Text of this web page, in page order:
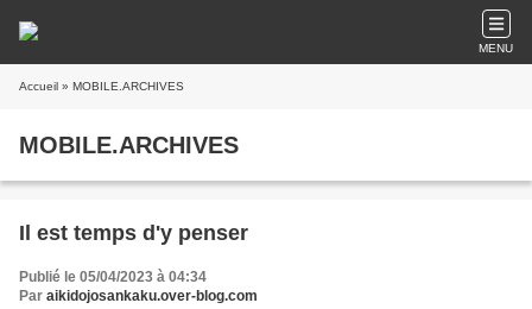
MENU
Accueil » MOBILE.ARCHIVES
MOBILE.ARCHIVES
Il est temps d'y penser
Publié le 05/04/2023 à 04:34
Par aikidojosankaku.over-blog.com